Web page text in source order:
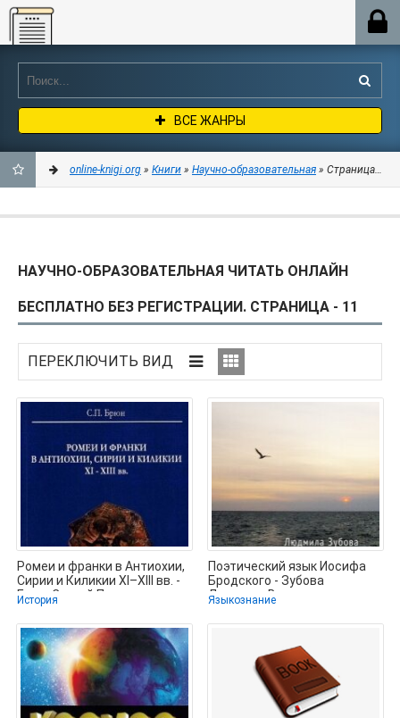
Online-knigi.org
ВСЕ ЖАНРЫ
ЗАКЛАДКИ
online-knigi.org » Книги » Научно-образовательная » Страница 11
НАУЧНО-ОБРАЗОВАТЕЛЬНАЯ ЧИТАТЬ ОНЛАЙН
БЕСПЛАТНО БЕЗ РЕГИСТРАЦИИ. СТРАНИЦА - 11
Ромеи и франки в Антиохии,
Сирии и Киликии XI–XIII вв. -
Брюн Сергей Павлович
История
Поэтический язык Иосифа
Бродского - Зубова
Людмила Владимировна
Языкознание